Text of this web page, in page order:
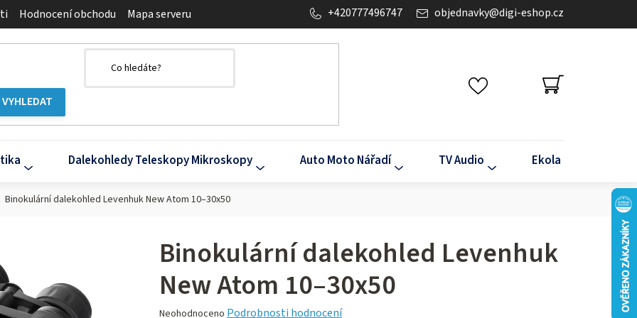
Hodnocení obchodu Mapa serveru objednavky@digi-eshop.cz
+420777496747
NÁKUPNÍ
KOŠÍK
Dalekohledy Teleskopy Mikroskopy Auto Moto Nářadí TV Audio Ekola
Binokulární dalekohled Levenhuk New Atom 10–30x50
Binokulární dalekohled Levenhuk
New Atom 10–30x50
Průměrné
Neohodnoceno Podrobnosti hodnocení